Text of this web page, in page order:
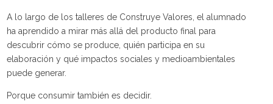
A lo largo de los talleres de Construye Valores, el alumnado
ha aprendido a mirar más allá del producto final para
descubrir cómo se produce, quién participa en su
elaboración y qué impactos sociales y medioambientales
puede generar.
Porque consumir también es decidir.